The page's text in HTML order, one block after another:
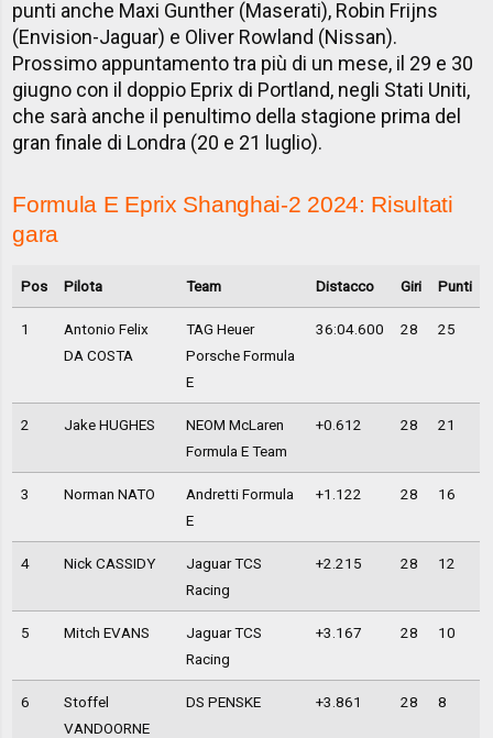
punti anche Maxi Gunther (Maserati), Robin Frijns
(Envision-Jaguar) e Oliver Rowland (Nissan).
Prossimo appuntamento tra più di un mese, il 29 e 30
giugno con il doppio Eprix di Portland, negli Stati Uniti,
che sarà anche il penultimo della stagione prima del
gran finale di Londra (20 e 21 luglio).
Formula E Eprix Shanghai-2 2024: Risultati
gara
Pos Pilota Team Distacco Giri Punti
1
Antonio Felix
DA COSTA
TAG Heuer
Porsche Formula
E
36:04.600 28 25
2 Jake HUGHES
NEOM McLaren
Formula E Team
+0.612 28 21
3 Norman NATO
Andretti Formula
E
+1.122 28 16
4 Nick CASSIDY
Jaguar TCS
Racing
+2.215 28 12
5 Mitch EVANS
Jaguar TCS
Racing
+3.167 28 10
6
Stoffel
VANDOORNE
DS PENSKE +3.861 28 8